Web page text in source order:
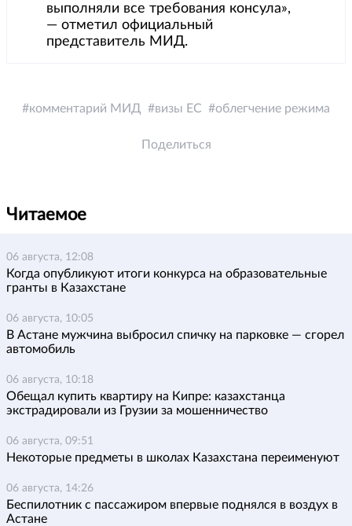
выполняли все требования консула»,
— отметил официальный
представитель МИД.
комментарий МИД визы ЕС облегчение режима
Поделиться
Читаемое
06 августа, 12:08
Когда опубликуют итоги конкурса на образовательные
гранты в Казахстане
06 августа, 10:05
В Астане мужчина выбросил спичку на парковке — сгорел
автомобиль
06 августа, 10:18
Обещал купить квартиру на Кипре: казахстанца
экстрадировали из Грузии за мошенничество
06 августа, 09:51
Некоторые предметы в школах Казахстана переименуют
06 августа, 14:26
Беспилотник с пассажиром впервые поднялся в воздух в
Астане